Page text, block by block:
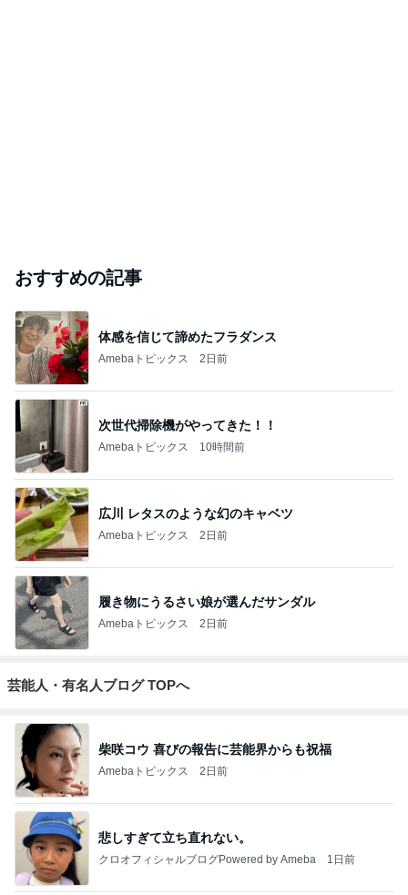
おすすめの記事
体感を信じて諦めたフラダンス
Amebaトピックス 2日前
次世代掃除機がやってきた！！
Amebaトピックス 10時間前
広川 レタスのような幻のキャベツ
Amebaトピックス 2日前
履き物にうるさい娘が選んだサンダル
Amebaトピックス 2日前
芸能人・有名人ブログ TOPへ
柴咲コウ 喜びの報告に芸能界からも祝福
Amebaトピックス 2日前
悲しすぎて立ち直れない。
クロオフィシャルブログPowered by Ameba 1日前